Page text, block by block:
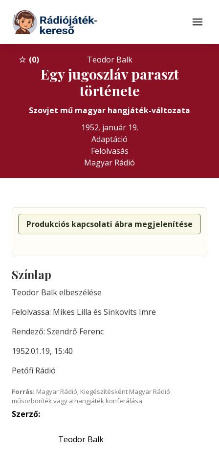
Tovább a tartalomhoz
Menü
0 Teodor Balk
Egy jugoszláv paraszt
története
Szovjet mű magyar hangjáték-változata
1952. január 19.
Adaptáció
Felolvasás
Magyar Rádió
Produkciós kapcsolati ábra megjelenítése
Színlap
Teodor Balk elbeszélése
Felolvassa: Mikes Lilla és Sinkovits Imre
Rendező: Szendrő Ferenc
1952.01.19, 15:40
Petőfi Rádió
Forrás: Magyar Rádió; Kiegészítésként Magyar Rádió
műsorboríték vagy a hangjáték konferálása
Szerző:
Teodor Balk